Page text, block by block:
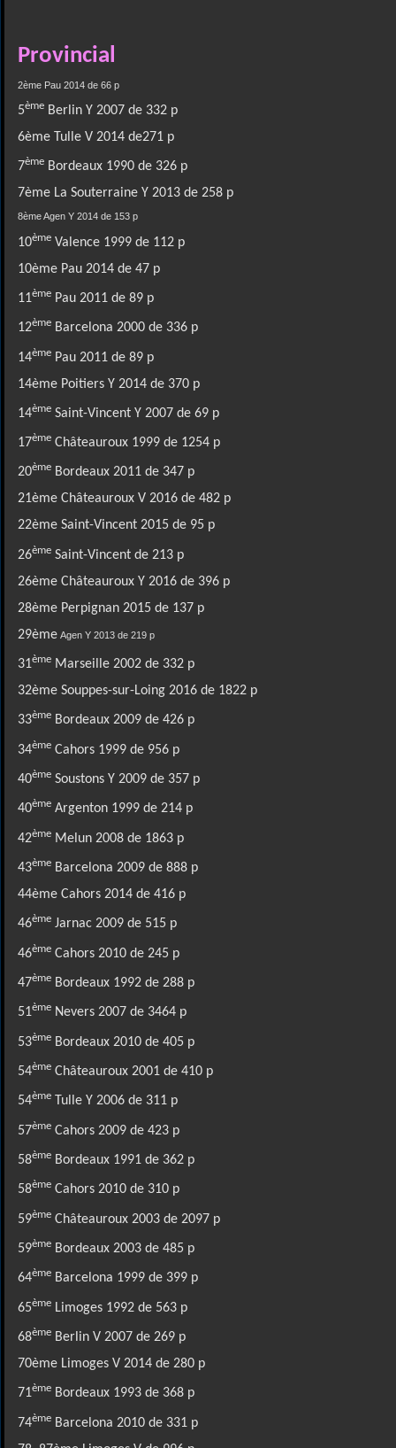
Provincial
2ème Pau 2014 de 66 p
5ème Berlin Y 2007 de 332 p
6ème Tulle V 2014 de271 p
7ème Bordeaux 1990 de 326 p
7ème La Souterraine Y 2013 de 258 p
8ème Agen Y 2014 de 153 p
10ème Valence 1999 de 112 p
10ème Pau 2014 de 47 p
11ème Pau 2011 de 89 p
12ème Barcelona 2000 de 336 p
14ème Pau 2011 de 89 p
14ème Poitiers Y 2014 de 370 p
14ème Saint-Vincent Y 2007 de 69 p
17ème Châteauroux 1999 de 1254 p
20ème Bordeaux 2011 de 347 p
21ème Châteauroux V 2016 de 482 p
22ème Saint-Vincent 2015 de 95 p
26ème Saint-Vincent de 213 p
26ème Châteauroux Y 2016 de 396 p
28ème Perpignan 2015 de 137 p
29ème Agen Y 2013 de 219 p
31ème Marseille 2002 de 332 p
32ème Souppes-sur-Loing 2016 de 1822 p
33ème Bordeaux 2009 de 426 p
34ème Cahors 1999 de 956 p
40ème Soustons Y 2009 de 357 p
40ème Argenton 1999 de 214 p
42ème Melun 2008 de 1863 p
43ème Barcelona 2009 de 888 p
44ème Cahors 2014 de 416 p
46ème Jarnac 2009 de 515 p
46ème Cahors 2010 de 245 p
47ème Bordeaux 1992 de 288 p
51ème Nevers 2007 de 3464 p
53ème Bordeaux 2010 de 405 p
54ème Châteauroux 2001 de 410 p
54ème Tulle Y 2006 de 311 p
57ème Cahors 2009 de 423 p
58ème Bordeaux 1991 de 362 p
58ème Cahors 2010 de 310 p
59ème Châteauroux 2003 de 2097 p
59ème Bordeaux 2003 de 485 p
64ème Barcelona 1999 de 399 p
65ème Limoges 1992 de 563 p
68ème Berlin V 2007 de 269 p
70ème Limoges V 2014 de 280 p
71ème Bordeaux 1993 de 368 p
74ème Barcelona 2010 de 331 p